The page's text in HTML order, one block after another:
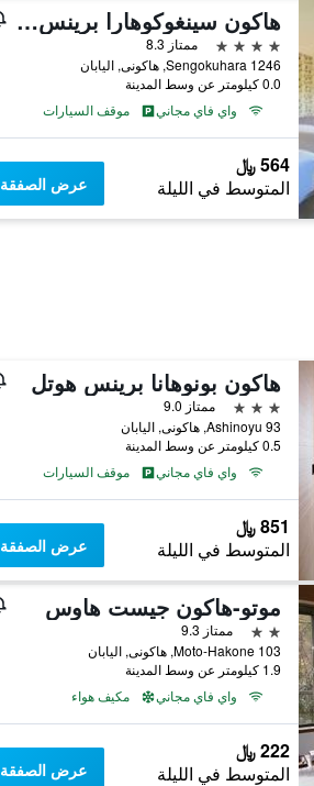
هاكون سينغوكوهارا برينس هوتل
4 نجوم
ممتاز 8.3
1246 Sengokuhara, هاكونى, اليابان
0.0 كيلومتر عن وسط المدينة
واي فاي مجاني
موقف السيارات
564 ﷼
المتوسط في الليلة عرض الصفقة
هاكون بونوهانا برينس هوتل
3 نجوم
ممتاز 9.0
93 Ashinoyu, هاكونى, اليابان
0.5 كيلومتر عن وسط المدينة
واي فاي مجاني
موقف السيارات
851 ﷼
المتوسط في الليلة عرض الصفقة
موتو-هاكون جيست هاوس
2 نجمتين
ممتاز 9.3
103 Moto-Hakone, هاكونى, اليابان
1.9 كيلومتر عن وسط المدينة
واي فاي مجاني
مكيف هواء
222 ﷼
المتوسط في الليلة عرض الصفقة